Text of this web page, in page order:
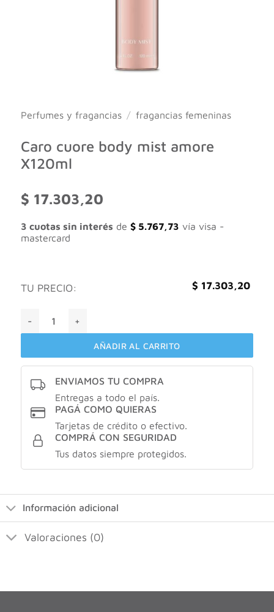
Perfumes y fragancias / fragancias femeninas
Caro cuore body mist amore
X120ml
$ 17.303,20
3 cuotas sin interés de $5.767,73 vía visa -
mastercard
TU PRECIO: $ 17.303,20
AÑADIR AL CARRITO
ENVIAMOS TU COMPRA
Entregas a todo el país.
PAGÁ COMO QUIERAS
Tarjetas de crédito o efectivo.
COMPRÁ CON SEGURIDAD
Tus datos siempre protegidos.
Información adicional
Valoraciones (0)